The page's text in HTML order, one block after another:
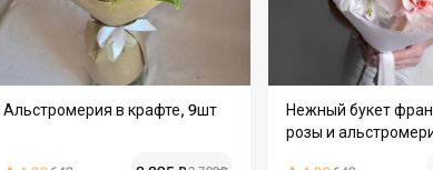
Альстромерия в крафте, 9шт
Нежный букет
розы и